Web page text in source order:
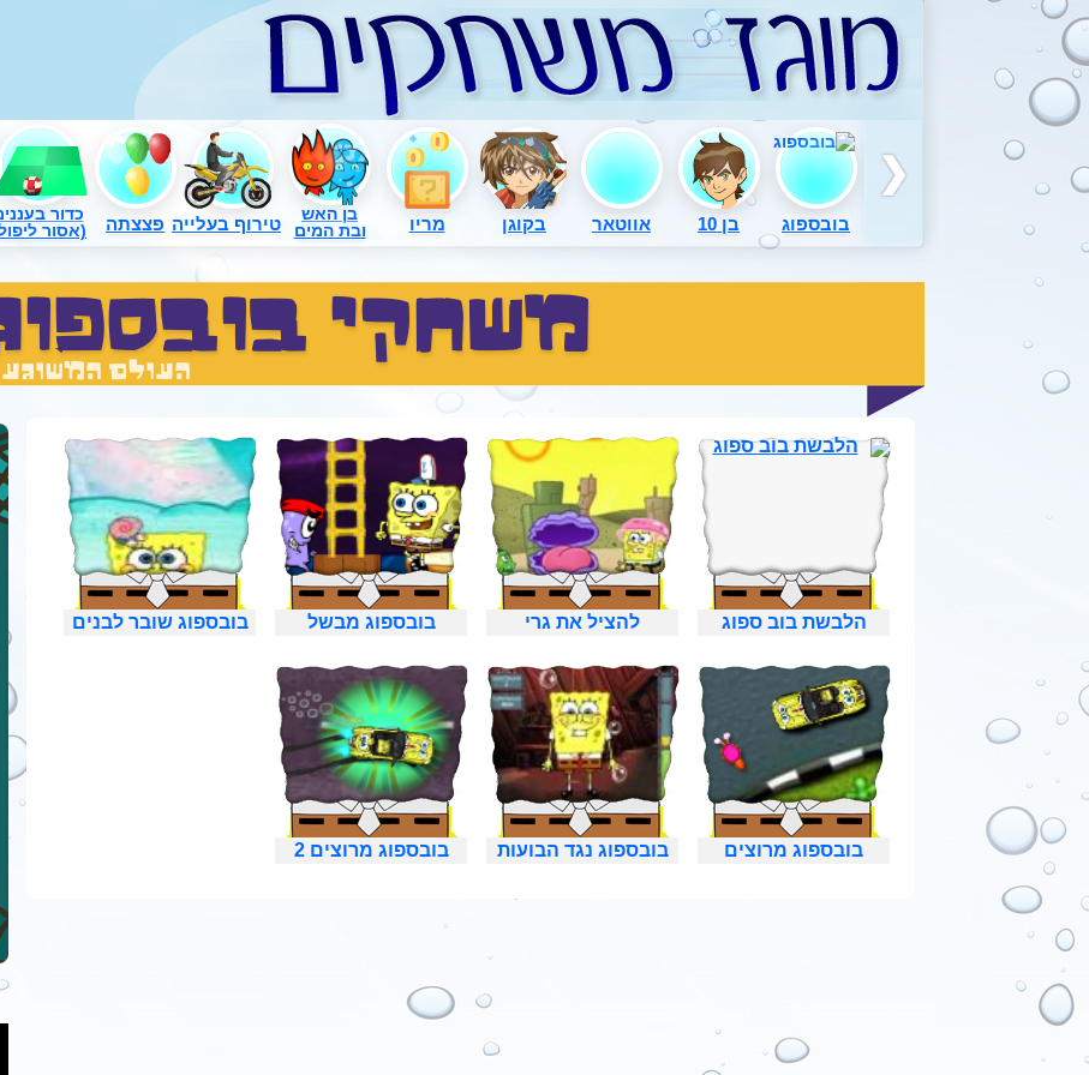
בובספוג בן 10 אווטאר בקוגן מריו
בן האש
ובת המים
טירוף בעלייה פצצתה
כדור
(אסור
משחקי העולם
הלבשת בוב ספוג להציל את גרי בובספוג מבשל בובספוג שובר לבנים
בובספוג מרוצים בובספוג נגד הבועות בובספוג מרוצים 2